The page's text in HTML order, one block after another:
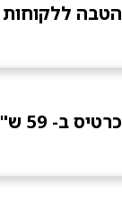
הטבה ללקוחות POWER CARD כרטיס ב- 54 ש"ח
כרטיס ב- 59 ש"ח לחברי הסתדרות הרופאים